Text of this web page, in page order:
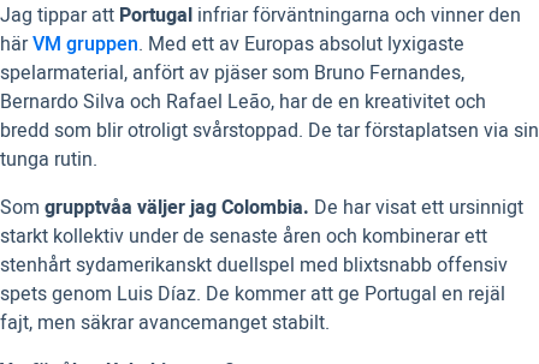
Jag tippar att Portugal infriar förväntningarna och vinner den
härVM gruppen. Med ett av Europas absolut lyxigaste
spelarmaterial, anfört av pjäser som Bruno Fernandes,
Bernardo Silva och Rafael Leão, har de en kreativitet och
bredd som blir otroligt svårstoppad. De tar förstaplatsen via sin
tunga rutin.
Som grupptvåa väljer jag Colombia. De har visat ett ursinnigt
starkt kollektiv under de senaste åren och kombinerar ett
stenhårt sydamerikanskt duellspel med blixtsnabb offensiv
spets genom Luis Díaz. De kommer att ge Portugal en rejäl
fajt, men säkrar avancemanget stabilt.